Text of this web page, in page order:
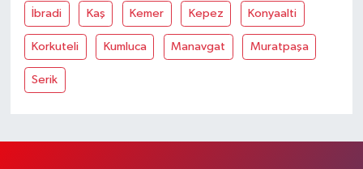
İbradi Kaş Kemer Kepez Konyaalti
Korkuteli Kumluca Manavgat Muratpaşa
Serik